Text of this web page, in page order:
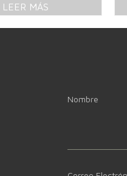
LEER MÁS
Nombre